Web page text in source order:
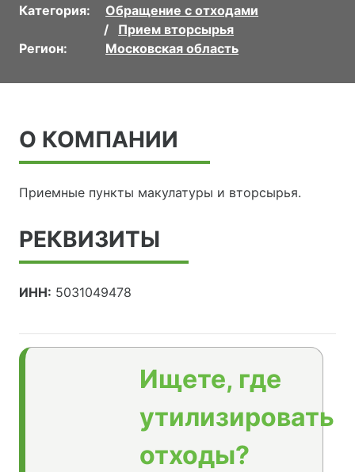
Категория:
Обращение с отходами
Прием вторсырья
Регион:
Московская область
О КОМПАНИИ
Приемные пункты макулатуры и вторсырья.
РЕКВИЗИТЫ
ИНН: 5031049478
Ищете, где
утилизировать
отходы?